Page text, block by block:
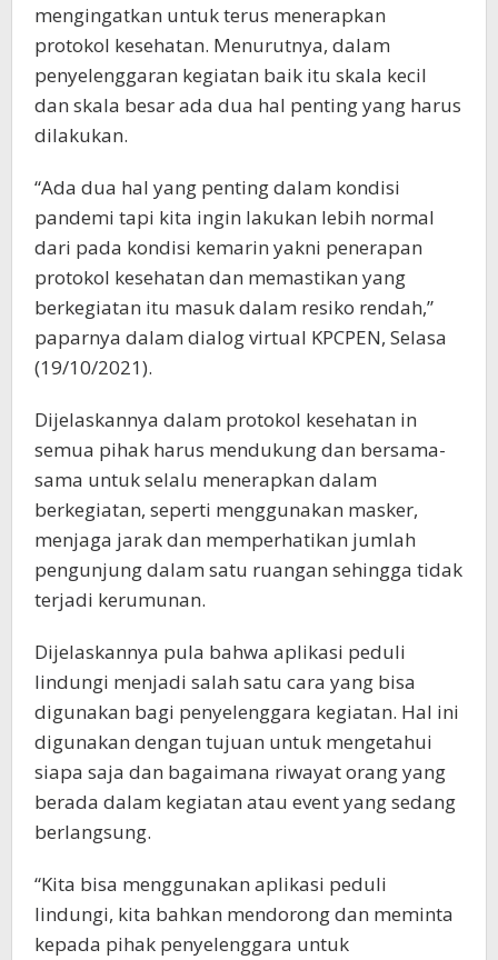
mengingatkan untuk terus menerapkan
protokol kesehatan. Menurutnya, dalam
penyelenggaran kegiatan baik itu skala kecil
dan skala besar ada dua hal penting yang harus
dilakukan.
“Ada dua hal yang penting dalam kondisi
pandemi tapi kita ingin lakukan lebih normal
dari pada kondisi kemarin yakni penerapan
protokol kesehatan dan memastikan yang
berkegiatan itu masuk dalam resiko rendah,”
paparnya dalam dialog virtual KPCPEN, Selasa
(19/10/2021).
Dijelaskannya dalam protokol kesehatan in
semua pihak harus mendukung dan bersama-
sama untuk selalu menerapkan dalam
berkegiatan, seperti menggunakan masker,
menjaga jarak dan memperhatikan jumlah
pengunjung dalam satu ruangan sehingga tidak
terjadi kerumunan.
Dijelaskannya pula bahwa aplikasi peduli
lindungi menjadi salah satu cara yang bisa
digunakan bagi penyelenggara kegiatan. Hal ini
digunakan dengan tujuan untuk mengetahui
siapa saja dan bagaimana riwayat orang yang
berada dalam kegiatan atau event yang sedang
berlangsung.
“Kita bisa menggunakan aplikasi peduli
lindungi, kita bahkan mendorong dan meminta
kepada pihak penyelenggara untuk